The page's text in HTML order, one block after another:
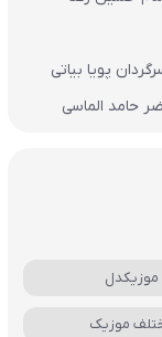
پویا بیاتی
حامد الماسی
موزیکدل
موزیک